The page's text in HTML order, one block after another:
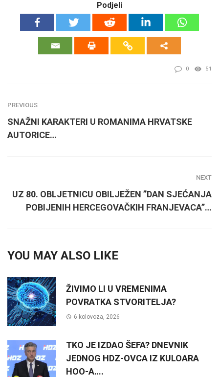
Podjeli
0 51
PREVIOUS
SNAŽNI KARAKTERI U ROMANIMA HRVATSKE
AUTORICE…
NEXT
UZ 80. OBLJETNICU OBILJEŽEN ”DAN SJEĆANJA
POBIJENIH HERCEGOVAČKIH FRANJEVACA”…
YOU MAY ALSO LIKE
ŽIVIMO LI U VREMENIMA
POVRATKA STVORITELJA?
6 kolovoza, 2026
TKO JE IZDAO ŠEFA? DNEVNIK
JEDNOG HDZ-OVCA IZ KULOARA
HOO-A….